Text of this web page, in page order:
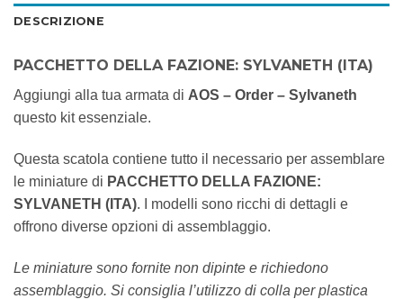
DESCRIZIONE
PACCHETTO DELLA FAZIONE: SYLVANETH (ITA)
Aggiungi alla tua armata di AOS – Order – Sylvaneth
questo kit essenziale.
Questa scatola contiene tutto il necessario per assemblare
le miniature di PACCHETTO DELLA FAZIONE:
SYLVANETH (ITA). I modelli sono ricchi di dettagli e
offrono diverse opzioni di assemblaggio.
Le miniature sono fornite non dipinte e richiedono
assemblaggio. Si consiglia l’utilizzo di colla per plastica